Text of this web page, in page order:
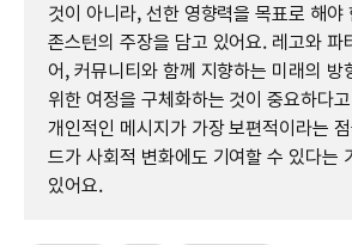
것이 아니라, 선한 영향력을 목표로 해야
존스턴의 주장을 담고 있어요. 레고와 파
어, 커뮤니티와 함께 지향하는 미래의 방
위한 여정을 구체화하는 것이 중요하다
개인적인 메시지가 가장 보편적이라는
드가 사회적 변화에도 기여할 수 있다는
있어요.